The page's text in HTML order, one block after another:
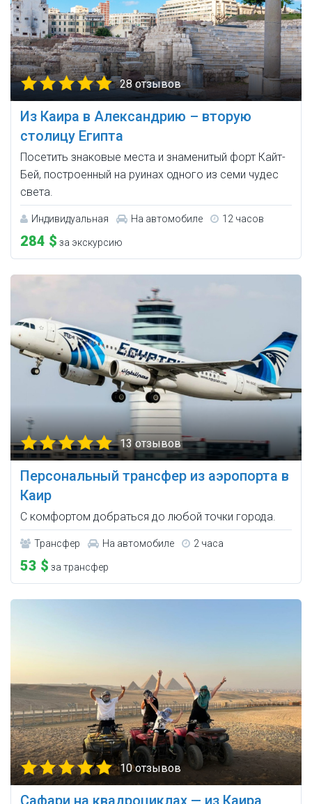
28 отзывов
Из Каира в Александрию – вторую
столицу Египта
Посетить знаковые места и знаменитый форт Кайт-
Бей, построенный на руинах одного из семи чудес
света.
Индивидуальная На автомобиле 12 часов
284 $ за экскурсию
13 отзывов
Персональный трансфер из аэропорта в
Каир
С комфортом добраться до любой точки города.
Трансфер На автомобиле 2 часа
53 $ за трансфер
10 отзывов
Сафари на квадроциклах — из Каира